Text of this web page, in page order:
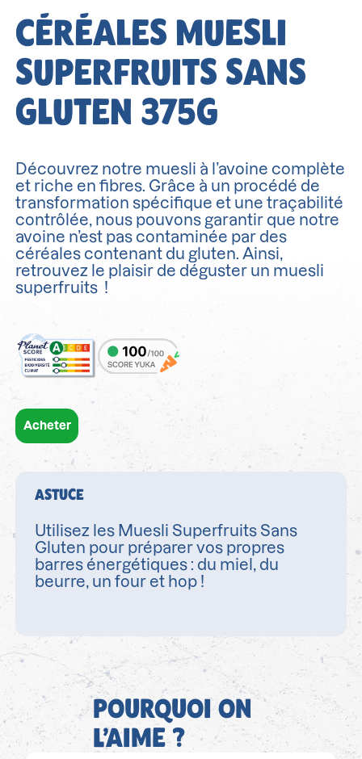
CÉRÉALES MUESLI
SUPERFRUITS SANS
GLUTEN 375G
Découvrez notre muesli à l’avoine complète
et riche en fibres. Grâce à un procédé de
transformation spécifique et une traçabilité
contrôlée, nous pouvons garantir que notre
avoine n’est pas contaminée par des
céréales contenant du gluten. Ainsi,
retrouvez le plaisir de déguster un muesli
superfruits !
Acheter
ASTUCE
Utilisez les Muesli Superfruits Sans
Gluten pour préparer vos propres
barres énergétiques : du miel, du
beurre, un four et hop !
POURQUOI ON
L’AIME ?